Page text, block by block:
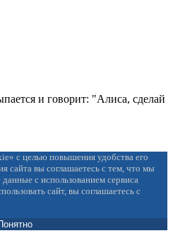
и говорит: "Алиса, сделай
с целью повышения удобства его
сайта вы соглашаетесь с тем, что мы
с использованием сервиса
сайт, вы соглашаетесь с